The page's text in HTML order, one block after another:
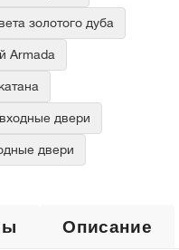
золотого дуба
Armada
двери
двери
Описание